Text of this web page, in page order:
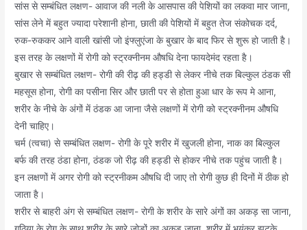
सांस से सम्बंधित लक्षण- आवाज की नली के आसपास की पेशियों का लकवा मार जाना,
सांस लेने में बहुत ज्यादा परेशानी होना, छाती की पेशियों में बहुत तेज संकोचक दर्द,
रुक-रुककर आने वाली खांसी जो इंफ्लुएंजा के बुखार के बाद फिर से शुरू हो जाती है।
इस तरह के लक्षणों में रोगी को स्ट्रक्नीनम औषधि देना फायदेमंद रहता है।
बुखार से सम्बंधित लक्षण- रोगी की रीढ़ की हड्डी से लेकर नीचे तक बिल्कुल ठंडक सी
महसूस होना, रोगी का पसीना सिर और छाती पर से होता हुआ धार के रूप मे आना,
शरीर के नीचे के अंगों में ठंडक आ जाना जैसे लक्षणों में रोगी को स्ट्रक्नीनम औषधि
देनी चाहिए।
चर्म (त्वचा) से सम्बंधित लक्षण- रोगी के पूरे शरीर में खुजली होना, नाक का बिल्कुल
बर्फ की तरह ठंडा होना, ठंडक जो रीढ़ की हड्डी से होकर नीचे तक पहुंच जाती है।
इन लक्षणों में अगर रोगी को स्ट्रनीकम औषधि दी जाए तो रोगी कुछ ही दिनों में ठीक हो
जाता है।
शरीर से बाहरी अंग से सम्बंधित लक्षण- रोगी के शरीर के सारे अंगों का अकड़ सा जाना,